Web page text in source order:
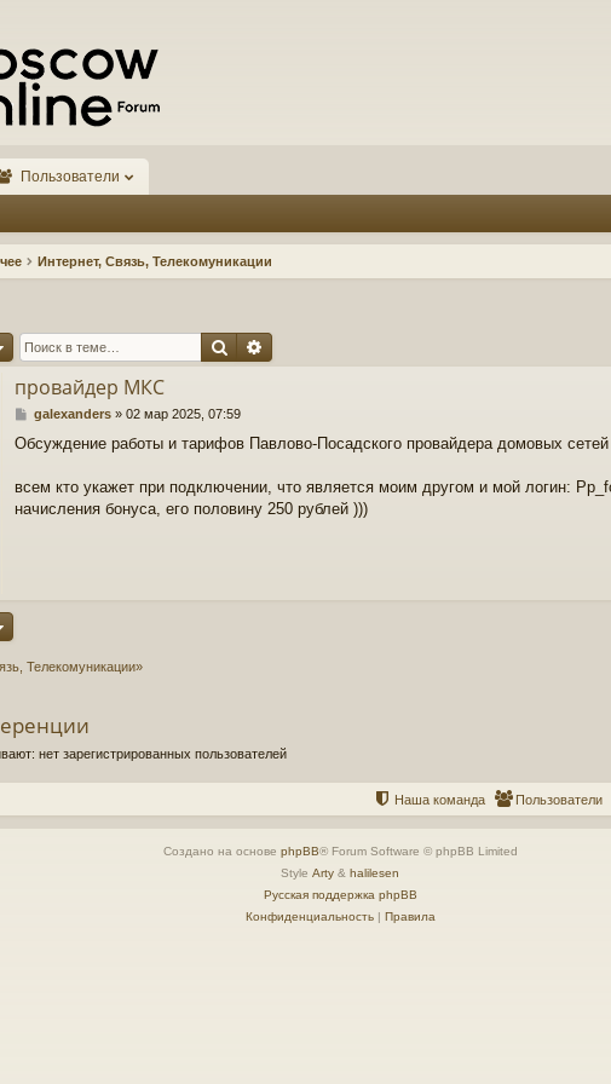
Пользователи
Интернет, Связь, Телекомуникации
Поиск
провайдер МКС
С
о
щ
е
galexanders» 02 мар 2025, 07:59
Обсуждение работы и тарифов Павлово-Посадского провайдера домовых
всем кто укажет при подключении, что является моим другом и мой логин:
начисления бонуса, его половину 250 рублей )))
Телекомуникации»
нет зарегистрированных пользователей
Пользователи
Наша команда
Создано на основе phpBB® Forum Software © phpBB Limited
Style Arty & halilesen
Русская поддержка phpBB
Конфиденциальность| Правила